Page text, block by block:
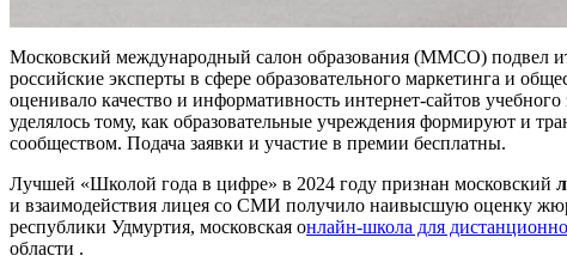
Московский международный салон образования (ММСО) подвел
российские эксперты в сфере образовательного маркетинга и
оценивало качество и информативность интернет-сайтов
уделялось тому, как образовательные учреждения формируют и
сообществом. Подача заявки и участие в премии бесплатны.
Лучшей «Школой года в цифре» в 2024 году признан московский
и взаимодействия лицея со СМИ получило наивысшую оценку
республики Удмуртия, московская онлайн-школа для
области .